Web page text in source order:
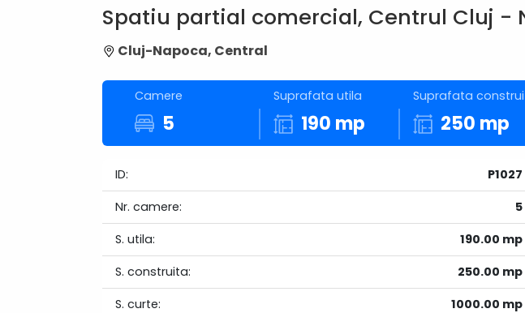
Spatiu partial comercial, Centrul Cluj -
Cluj-Napoca, Central
Camere
5
Suprafata utila
190 mp
Suprafata
250 mp
ID:
P1027
Nr. camere:
5
S. utila:
190.00 mp
S. construita:
250.00 mp
S. curte:
1000.00 mp